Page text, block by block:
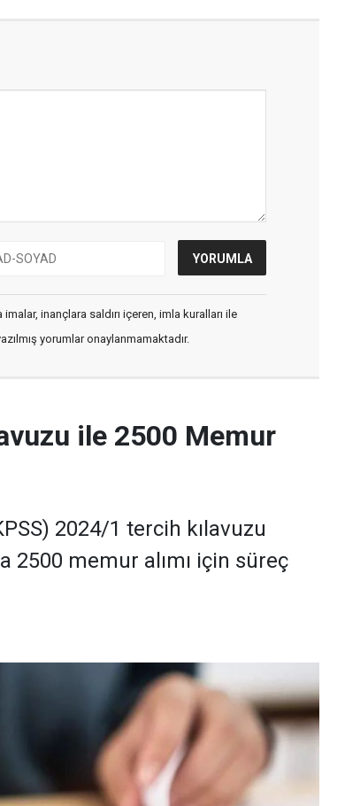
inançlara saldırı içeren, imla kuralları ile
yorumlar onaylanmamaktadır.
ile 2500 Memur
2024/1 tercih kılavuzu
2500 memur alımı için süreç